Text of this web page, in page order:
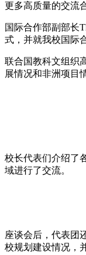
更多高质量的交流
国际合作部副部长
式，并就我校国际
联合国教科文组织
展情况和非洲项目
校长代表们介绍了
域进行了交流。
座谈会后，代表团
校规划建设情况，